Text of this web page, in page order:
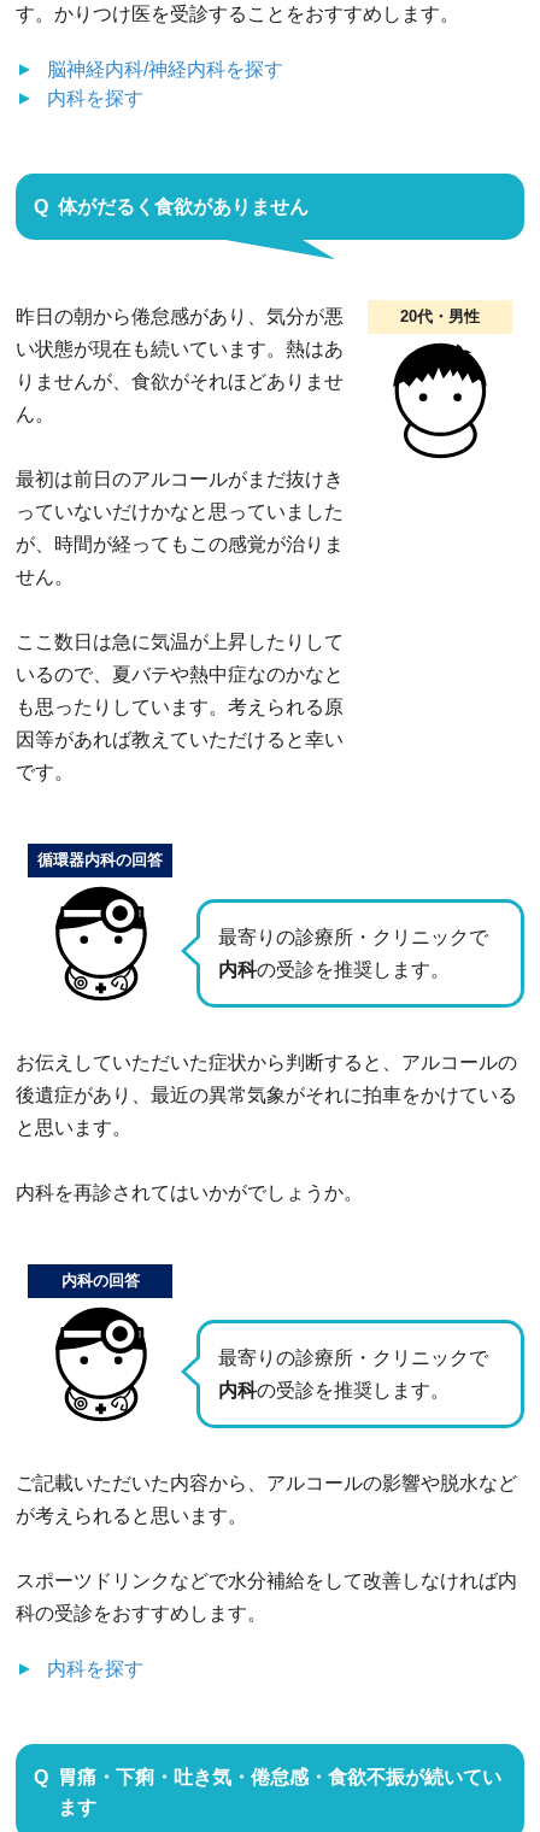
す。かりつけ医を受診することをおすすめします。
脳神経内科/神経内科を探す
内科を探す
体がだるく食欲がありません
20代・男性
昨日の朝から倦怠感があり、気分が悪
い状態が現在も続いています。熱はあ
りませんが、食欲がそれほどありませ
ん。
最初は前日のアルコールがまだ抜けき
っていないだけかなと思っていました
が、時間が経ってもこの感覚が治りま
せん。
ここ数日は急に気温が上昇したりして
いるので、夏バテや熱中症なのかなと
も思ったりしています。考えられる原
因等があれば教えていただけると幸い
です。
最寄りの診療所・クリニックで
内科の受診を推奨します。
循環器内科の回答
お伝えしていただいた症状から判断すると、アルコールの
後遺症があり、最近の異常気象がそれに拍車をかけている
と思います。
内科を再診されてはいかがでしょうか。
最寄りの診療所・クリニックで
内科の受診を推奨します。
内科の回答
ご記載いただいた内容から、アルコールの影響や脱水など
が考えられると思います。
スポーツドリンクなどで水分補給をして改善しなければ内
科の受診をおすすめします。
内科を探す
胃痛・下痢・吐き気・倦怠感・食欲不振が続いてい
ます